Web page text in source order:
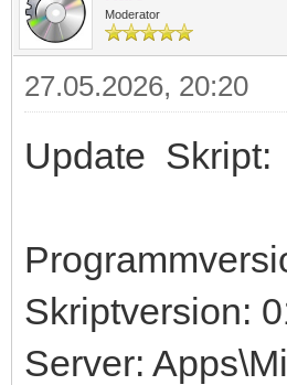
Moderator
27.05.2026, 20:20
Update Skript:
Skriptversion:
Server: